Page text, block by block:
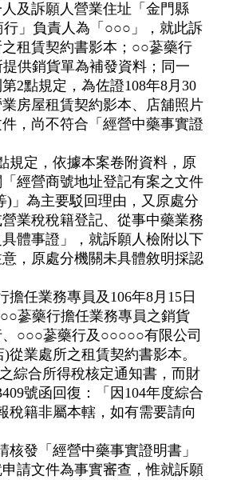
及訴願人營業住址「金門縣
」負責人為「○○○」，就此訴
租賃契約書影本；○○蔘藥行
供銷貨單為補發資料；同一
2點規定，為佐證108年8月30
房屋租賃契約影本、店舖照片
，尚不符合「經營中藥事實證
規定，依據本案卷附資料，原
經營商號地址登記有案之文件
」為主要駁回理由，又原處分
業稅稅籍登記、從事中藥業務
體事證」，就訴願人檢附以下
，原處分機關未具體敘明採認
任業務專員及106年8月15日
蔘藥行擔任業務專員之銷貨
○○○蔘藥行及○○○○○有限公司
業處所之租賃契約書影本。
綜合所得稅核定通知書，而財
號函回復：「因104年度綜合
稅籍非屬本轄，如有需要請向
發「經營中藥事實證明書」
請文件為事實審查，惟就訴願